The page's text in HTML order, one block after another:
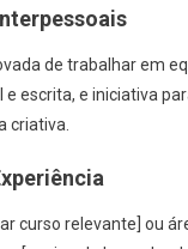
de trabalhar em
escrita, e iniciativa
criativa.
curso relevante] ou